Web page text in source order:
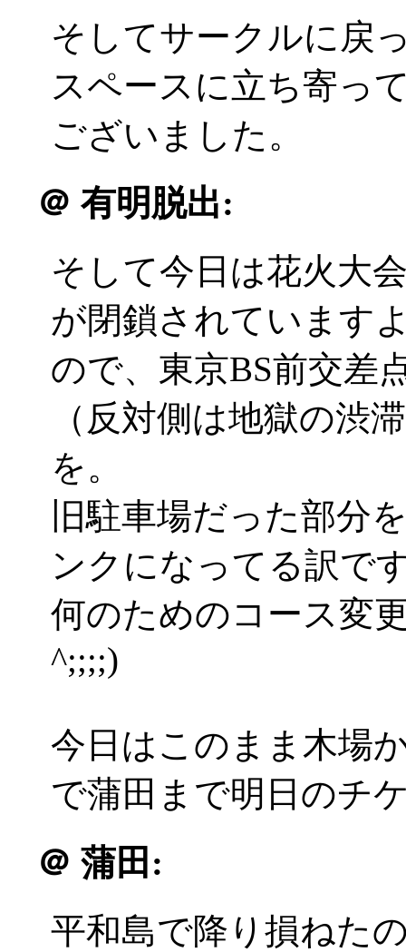
そしてサークルに戻
スペースに立ち寄っ
ございました。
＠ 有明脱出:
そして今日は花火大
が閉鎖されています
ので、東京BS前交差
（反対側は地獄の渋
を。
旧駐車場だった部分
ンクになってる訳で
何のためのコース変
^;;;;)
今日はこのまま木場
で蒲田まで明日のチ
＠ 蒲田:
平和島で降り損ねた